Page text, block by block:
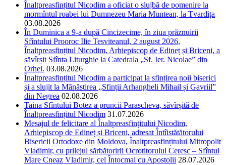
Înaltpreasfințitul Nicodim a oficiat o slujbă de pomenire la
mormîntul roabei lui Dumnezeu Maria Muntean, la Tvardița
03.08.2026
În Duminica a 9-a după Cincizecime, în ziua prăznuirii
Sfîntului Prooroc Ilie Tesviteanul, 2 august 2026,
Înaltpreasfințitul Nicodim, Arhiepiscop de Edineț și Briceni, a
săvîrșit Sfînta Liturghie la Catedrala „Sf. Ier. Nicolae” din
Orhei. 03.08.2026
Înaltpreasfințitul Nicodim a participat la sfințirea noii biserici
și a slujit la Mănăstirea „Sfinții Arhangheli Mihail și Gavriil”
din Negrea 02.08.2026
Taina Sfîntului Botez a pruncii Parascheva, săvîrșită de
Înaltpreasfințitul Nicodim 31.07.2026
Mesajul de felicitare al Înaltpreasfințitului Nicodim,
Arhiepiscop de Edineț și Briceni, adresat Întîistătătorului
Bisericii Ortodoxe din Moldova, Înaltpreasfințitului Mitropolit
Vladimir, cu prilejul sărbătoririi Ocrotitorului Ceresc – Sfîntul
Mare Cneaz Vladimir, cel Întocmai cu Apostolii 28.07.2026